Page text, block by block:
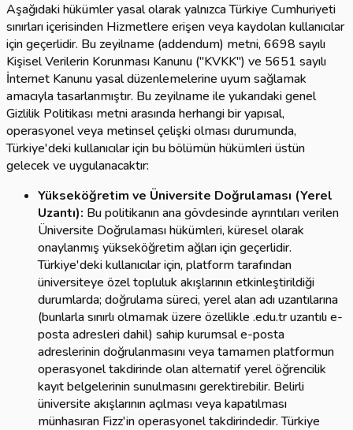
Aşağıdaki hükümler yasal olarak yalnızca Türkiye Cumhuriyeti
sınırları içerisinden Hizmetlere erişen veya kaydolan kullanıcılar
için geçerlidir. Bu zeyilname (addendum) metni, 6698 sayılı
Kişisel Verilerin Korunması Kanunu ("KVKK") ve 5651 sayılı
İnternet Kanunu yasal düzenlemelerine uyum sağlamak
amacıyla tasarlanmıştır. Bu zeyilname ile yukarıdaki genel
Gizlilik Politikası metni arasında herhangi bir yapısal,
operasyonel veya metinsel çelişki olması durumunda,
Türkiye'deki kullanıcılar için bu bölümün hükümleri üstün
gelecek ve uygulanacaktır:
Yükseköğretim ve Üniversite Doğrulaması (Yerel
Uzantı): Bu politikanın ana gövdesinde ayrıntıları verilen
Üniversite Doğrulaması hükümleri, küresel olarak
onaylanmış yükseköğretim ağları için geçerlidir.
Türkiye'deki kullanıcılar için, platform tarafından
üniversiteye özel topluluk akışlarının etkinleştirildiği
durumlarda; doğrulama süreci, yerel alan adı uzantılarına
(bunlarla sınırlı olmamak üzere özellikle .edu.tr uzantılı e-
posta adresleri dahil) sahip kurumsal e-posta
adreslerinin doğrulanmasını veya tamamen platformun
operasyonel takdirinde olan alternatif yerel öğrencilik
kayıt belgelerinin sunulmasını gerektirebilir. Belirli
üniversite akışlarının açılması veya kapatılması
münhasıran Fizz'in operasyonel takdirindedir. Türkiye